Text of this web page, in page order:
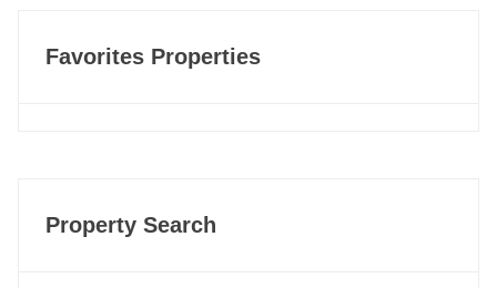
Favorites Properties
Property Search